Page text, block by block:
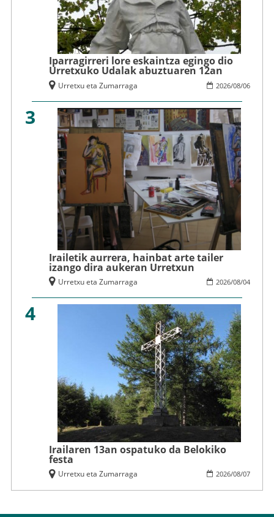
Iparragirreri lore eskaintza egingo dio
Urretxuko Udalak abuztuaren 12an
2026/08/06
Urretxu eta Zumarraga
3
Irailetik aurrera, hainbat arte tailer
izango dira aukeran Urretxun
2026/08/04
Urretxu eta Zumarraga
4
Irailaren 13an ospatuko da Belokiko
festa
2026/08/07
Urretxu eta Zumarraga